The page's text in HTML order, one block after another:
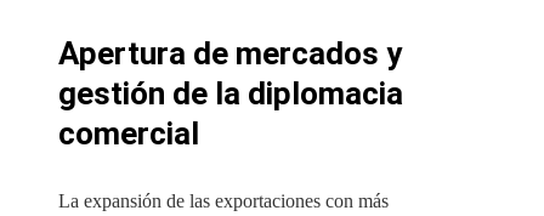
Apertura de mercados y
gestión de la diplomacia
comercial
La expansión de las exportaciones con más